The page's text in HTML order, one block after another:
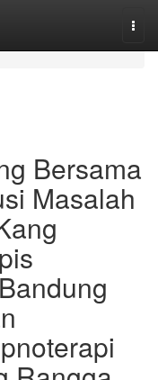
Bersama
Masalah